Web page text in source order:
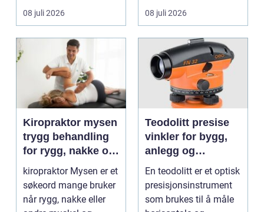
08 juli 2026
virksomheten. Samt...
08 juli 2026
Kiropraktor mysen
trygg behandling
for rygg, nakke og
ledd
kiropraktor Mysen er et
søkeord mange bruker
når rygg, nakke eller
Teodolitt presise
vinkler for bygg,
anlegg og
kartlegging
En teodolitt er et optisk
presisjonsinstrument
som brukes til å måle